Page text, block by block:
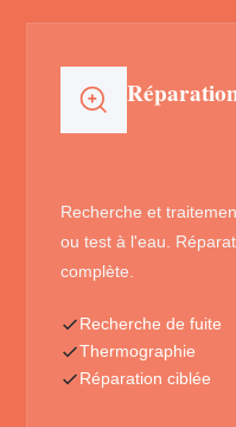
Recherche et
ou test à l'eau.
complète.
Recherche de fuite
Thermographie
Réparation ciblée